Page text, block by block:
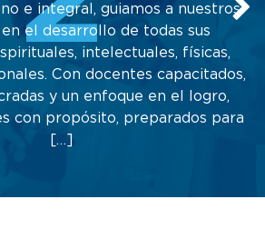
e integral, guiamos a nuestros
el desarrollo de todas sus
intelectuales, físicas,
Con docentes capacitados,
y un enfoque en el logro,
con propósito, preparados para
[…]